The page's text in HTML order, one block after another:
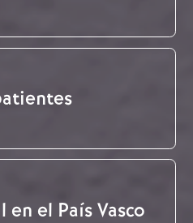
el País Vasco